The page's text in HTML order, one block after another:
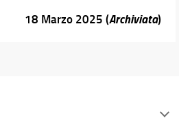
18 Marzo 2025 (Archiviata)